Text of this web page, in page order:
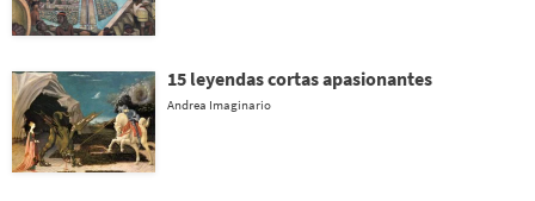
15 leyendas cortas apasionantes
Andrea Imaginario